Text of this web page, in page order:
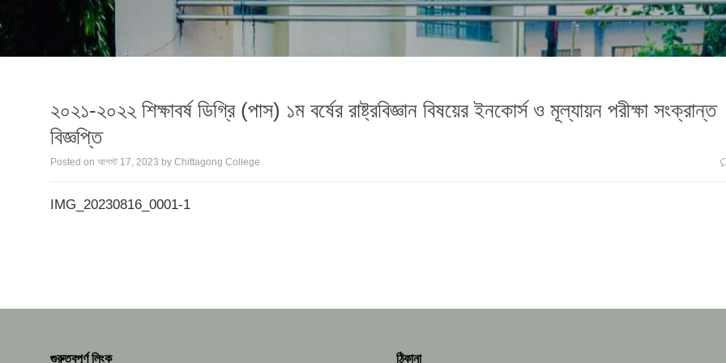
২০২১-২০২২ শিক্ষাবর্ষ ডিগ্রি (পাস) ১ম বর্ষের রাষ্ট্রবিজ্ঞান বিষয়ের ইনকোর্স ও মূল্যায়ন পরীক্ষা সংক্রান্ত
বিজ্ঞপ্তি
Posted on আগস্ট 17, 2023 by Chittagong College
IMG_20230816_0001-1
গুরুত্বপূর্ণ লিংক ঠিকানা